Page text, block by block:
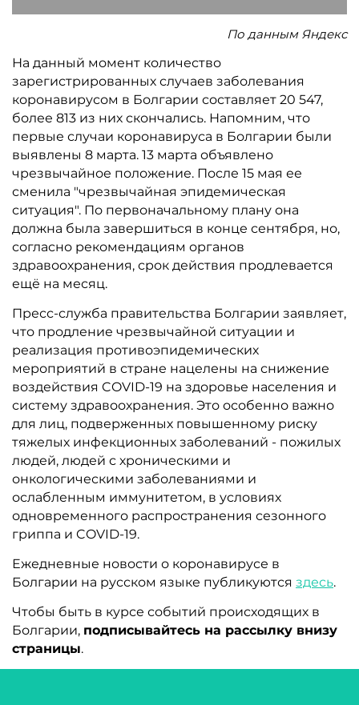
По данным Яндекс
На данный момент количество
зарегистрированных случаев заболевания
коронавирусом в Болгарии составляет 20 547,
более 813 из них скончались. Напомним, что
первые случаи коронавируса в Болгарии были
выявлены 8 марта. 13 марта объявлено
чрезвычайное положение. После 15 мая ее
сменила "чрезвычайная эпидемическая
ситуация". По первоначальному плану она
должна была завершиться в конце сентября, но,
согласно рекомендациям органов
здравоохранения, срок действия продлевается
ещё на месяц.
Пресс-служба правительства Болгарии заявляет,
что продление чрезвычайной ситуации и
реализация противоэпидемических
мероприятий в стране нацелены на снижение
воздействия COVID-19 на здоровье населения и
систему здравоохранения. Это особенно важно
для лиц, подверженных повышенному риску
тяжелых инфекционных заболеваний - пожилых
людей, людей с хроническими и
онкологическими заболеваниями и
ослабленным иммунитетом, в условиях
одновременного распространения сезонного
гриппа и COVID-19.
Ежедневные новости о коронавирусе в
Болгарии на русском языке публикуются здесь.
Чтобы быть в курсе событий происходящих в
Болгарии, подписывайтесь на рассылку внизу
страницы.